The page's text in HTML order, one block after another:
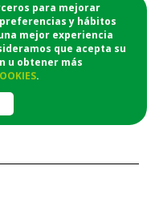
para mejorar
y hábitos
mejor experiencia
que acepta su
u obtener más
.
CASA Y RECOGE
a casa